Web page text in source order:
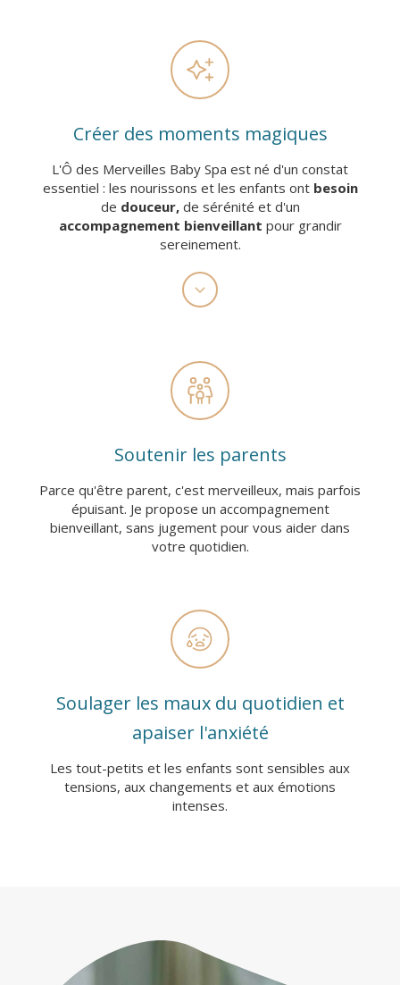
Créer des moments magiques
L'Ô des Merveilles Baby Spa est né d'un constat
essentiel : les nourissons et les enfants ont besoin
de douceur,de sérénité et d'un
accompagnement bienveillant pour grandir
sereinement.
Soutenir les parents
Parce qu'être parent, c'est merveilleux, mais parfois
épuisant. Je propose un accompagnement
bienveillant, sans jugement pour vous aider dans
votre quotidien.
Soulager les maux du quotidien et
apaiser l'anxiété
Les tout-petits et les enfants sont sensibles aux
tensions, aux changements et aux émotions
intenses.